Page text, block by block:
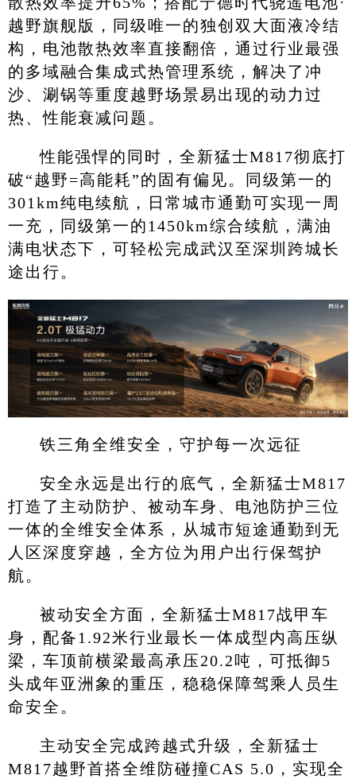
越野旗舰版，同级唯一的独创双大面液冷结
构，电池散热效率直接翻倍，通过行业最强
的多域融合集成式热管理系统，解决了冲
沙、涮锅等重度越野场景易出现的动力过
热、性能衰减问题。
性能强悍的同时，全新猛士M817彻底打
破“越野=高能耗”的固有偏见。同级第一的
301km纯电续航，日常城市通勤可实现一周
一充，同级第一的1450km综合续航，满油
满电状态下，可轻松完成武汉至深圳跨城长
途出行。
铁三角全维安全，守护每一次远征
安全永远是出行的底气，全新猛士M817
打造了主动防护、被动车身、电池防护三位
一体的全维安全体系，从城市短途通勤到无
人区深度穿越，全方位为用户出行保驾护
航。
被动安全方面，全新猛士M817战甲车
身，配备1.92米行业最长一体成型内高压纵
梁，车顶前横梁最高承压20.2吨，可抵御5
头成年亚洲象的重压，稳稳保障驾乘人员生
命安全。
主动安全完成跨越式升级，全新猛士
M817越野首搭全维防碰撞CAS 5.0，实现全